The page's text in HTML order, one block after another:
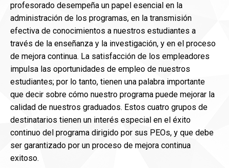
profesorado desempeña un papel esencial en la
administración de los programas, en la transmisión
efectiva de conocimientos a nuestros estudiantes a
través de la enseñanza y la investigación, y en el proceso
de mejora continua. La satisfacción de los empleadores
impulsa las oportunidades de empleo de nuestros
estudiantes; por lo tanto, tienen una palabra importante
que decir sobre cómo nuestro programa puede mejorar la
calidad de nuestros graduados. Estos cuatro grupos de
destinatarios tienen un interés especial en el éxito
continuo del programa dirigido por sus PEOs, y que debe
ser garantizado por un proceso de mejora continua
exitoso.